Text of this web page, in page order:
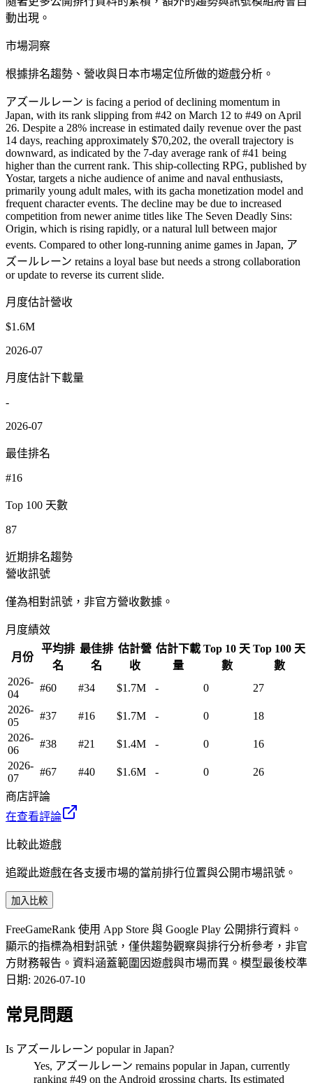
動出現。
市場洞察
根據排名趨勢、營收與日本市場定位所做的遊戲分析。
アズールレーン is facing a period of declining momentum in
Japan, with its rank slipping from #42 on March 12 to #49 on April
26. Despite a 28% increase in estimated daily revenue over the past
14 days, reaching approximately $70,202, the overall trajectory is
downward, as indicated by the 7-day average rank of #41 being
higher than the current rank. This ship-collecting RPG, published by
Yostar, targets a niche audience of anime and naval enthusiasts,
primarily young adult males, with its gacha monetization model and
frequent character events. The decline may be due to increased
competition from newer anime titles like The Seven Deadly Sins:
Origin, which is rising rapidly, or a natural lull between major
events. Compared to other long-running anime games in Japan, ア
ズールレーン retains a loyal base but needs a strong collaboration
or update to reverse its current slide.
月度估計營收
$1.6M
2026-07
月度估計下載量
-
2026-07
最佳排名
#16
Top 100 天數
87
近期排名趨勢
營收訊號
僅為相對訊號，非官方營收數據。
月度績效
月份
平均排
名
最佳排
名
估計營
收
估計下載
量
Top 10 天
數
Top 100 天
數
2026-
04
#60 #34 $1.7M - 0
27
2026-
05
#37 #16 $1.7M - 0
18
2026-
06
#38 #21 $1.4M - 0
16
2026-
07
#67 #40 $1.6M - 0 26
商店評論
在查看評論
比較此遊戲
追蹤此遊戲在各支援市場的當前排行位置與公開市場訊號。
加入比較
FreeGameRank 使用 App Store 與 Google Play 公開排行資料。
顯示的指標為相對訊號，僅供趨勢觀察與排行分析參考，非官
方財務報告。資料涵蓋範圍因遊戲與市場而異。 模型最後校準
日期: 2026-07-10
常見問題
Is アズールレーン popular in Japan?
Yes, アズールレーン remains popular in Japan, currently
ranking #49 on the Android grossing charts. Its estimated